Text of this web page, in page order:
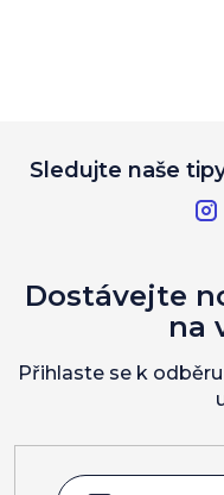
Sledujte naše
Dostávejte
na
Přihlaste se k